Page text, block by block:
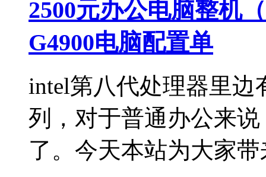
2500元办公电脑整机
G4900电脑配置单
intel第八代处理器里
列，对于普通办公来
了。今天本站为大家